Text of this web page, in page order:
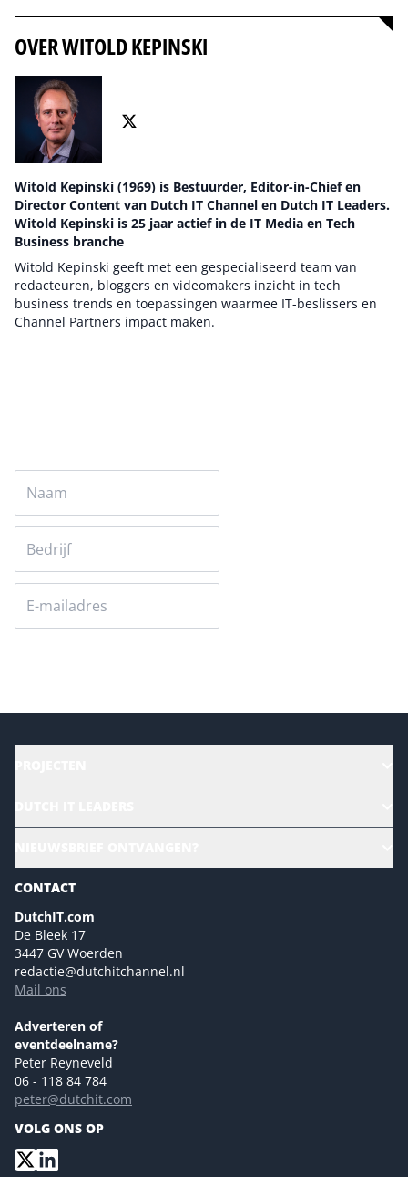
OVER WITOLD KEPINSKI
Witold Kepinski (1969) is Bestuurder, Editor-in-Chief en
Director Content van Dutch IT Channel en Dutch IT Leaders.
Witold Kepinski is 25 jaar actief in de IT Media en Tech
Business branche
Witold Kepinski geeft met een gespecialiseerd team van
redacteuren, bloggers en videomakers inzicht in tech
business trends en toepassingen waarmee IT-beslissers en
Channel Partners impact maken.
Sustainability | Green IT
Marketing- en contentmogelijkheden 2026
Events- en sponsormogelijkheden 2026
Ons team
Colofon
Tip de redactie
Versturen
CONTACT
DutchIT.com
De Bleek 17
3447 GV Woerden
redactie@dutchitchannel.nl
Mail ons
Adverteren of
eventdeelname?
Peter Reyneveld
06 - 118 84 784
peter@dutchit.com
VOLG ONS OP